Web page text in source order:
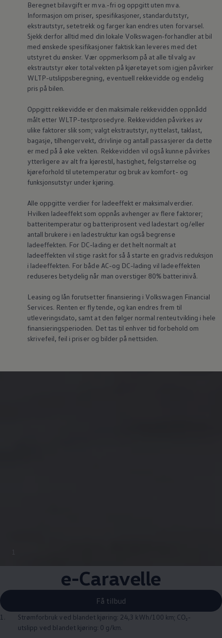
e-Caravelle
Få tilbud
1.
Strømforbruk ved blandet kjøring: 24,3 kWh/100 km; CO₂-
utslipp ved blandet kjøring: 0 g/km.
Beregnet bilavgift er mva.-fri og oppgitt uten mva.
Informasjon om priser, spesifikasjoner, standardutstyr,
ekstrautstyr, setetrekk og farger kan endres uten forvarsel.
Sjekk derfor alltid med din lokale Volkswagen‑forhandler at bil
med ønskede spesifikasjoner faktisk kan leveres med det
utstyret du ønsker. Vær oppmerksom på at alle tilvalg av
ekstrautstyr øker totalvekten på kjøretøyet som igjen påvirker
WLTP-utslippsberegning, eventuell rekkevidde og endelig
pris på bilen.
Oppgitt rekkevidde er den maksimale rekkevidden oppnådd
målt etter WLTP-testprosedyre. Rekkevidden påvirkes av
ulike faktorer slik som; valgt ekstrautstyr, nyttelast, taklast,
bagasje, tilhengervekt, drivlinje og antall passasjerer da dette
er med på å øke vekten. Rekkevidden vil også kunne påvirkes
ytterligere av alt fra kjørestil, hastighet, felgstørrelse og
kjøreforhold til utetemperatur og bruk av komfort- og
funksjonsutstyr under kjøring.
Alle oppgitte verdier for ladeeffekt er maksimalverdier.
Hvilken ladeeffekt som oppnås avhenger av flere faktorer;
batteritemperatur og batteriprosent ved ladestart og/eller
antall brukere i en ladestruktur kan også begrense
ladeeffekten. For DC-lading er det helt normalt at
ladeeffekten vil stige raskt for så å starte en gradvis reduksjon
i ladeeffekten. For både AC-og DC-lading vil ladeeffekten
reduseres betydelig når man overstiger 80% batterinivå.
Leasing og lån forutsetter finansiering i Volkswagen Financial
Services. Renten er flytende, og kan endres frem til
utleveringsdato, samt at den følger normal renteutvikling i hele
finansieringsperioden. Det tas til enhver tid forbehold om
skrivefeil, feil i priser og bilder på nettsiden.